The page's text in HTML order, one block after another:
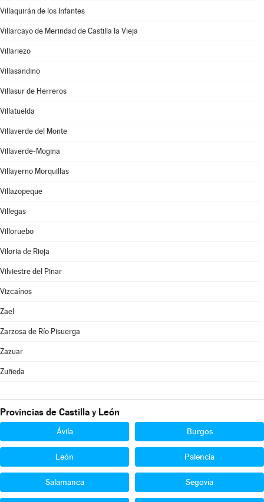
Villaquirán de los Infantes
Villarcayo de Merindad de Castilla la Vieja
Villariezo
Villasandino
Villasur de Herreros
Villatuelda
Villaverde del Monte
Villaverde-Mogina
Villayerno Morquillas
Villazopeque
Villegas
Villoruebo
Viloria de Rioja
Vilviestre del Pinar
Vizcaínos
Zael
Zarzosa de Río Pisuerga
Zazuar
Zuñeda
Provincias de Castilla y León
Ávila Burgos
León Palencia
Salamanca Segovia